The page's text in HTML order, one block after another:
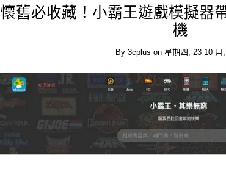
懷舊必收藏！小霸王遊戲模擬器
機
By3cplus on星期四, 23 10 月